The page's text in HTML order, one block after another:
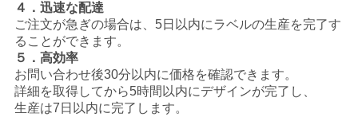
４．迅速な配達
ご注文が急ぎの場合は、5日以内にラベルの生産を完了す
ることができます。
５．高効率
お問い合わせ後30分以内に価格を確認できます。
詳細を取得してから5時間以内にデザインが完了し、
生産は7日以内に完了します。